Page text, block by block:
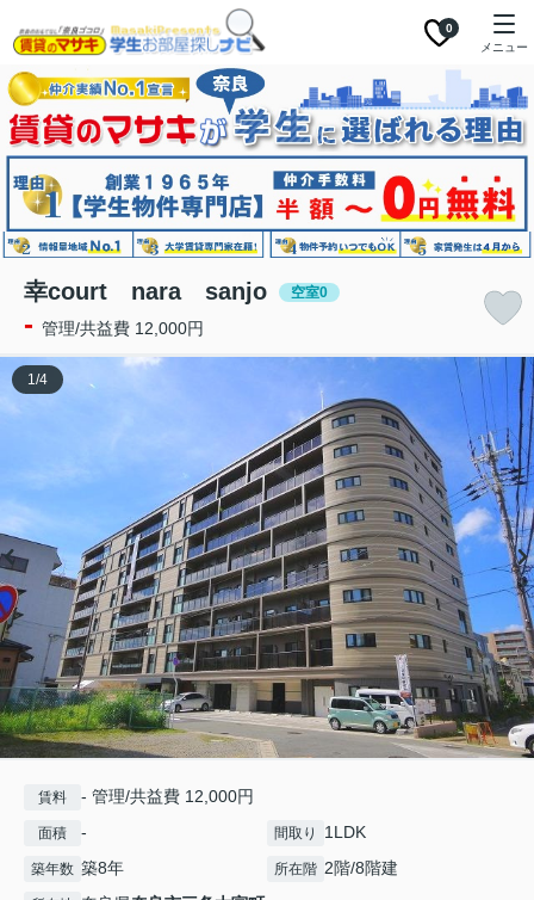
0
メニュー
幸court nara sanjo 空室0
- 管理/共益費 12,000円
1/4
賃料 - 管理/共益費 12,000円
面積 - 間取り 1LDK
築年数 築8年 所在階 2階/8階建